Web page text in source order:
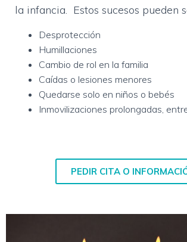
la infancia. Estos sucesos pueden
Desprotección
Humillaciones
Cambio de rol en la familia
Caídas o lesiones menores
Quedarse solo en niños o bebés
Inmovilizaciones prolongadas,
PEDIR CITA O